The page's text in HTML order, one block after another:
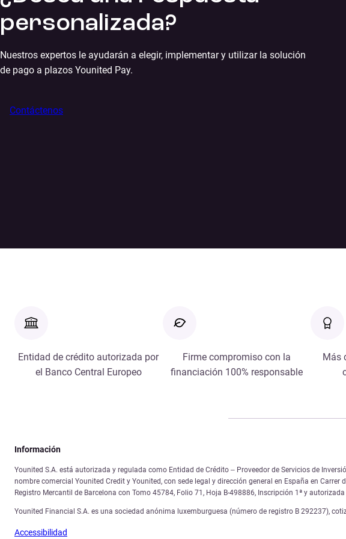
personalizada?
Nuestros expertos le ayudarán a elegir, implementar y utilizar la solución
de pago a plazos Younited Pay.
Contáctenos
Entidad de crédito autorizada por
el Banco Central Europeo
Firme compromiso con la
financiación 100% responsable
Más
Información
Younited S.A. está autorizada y regulada como Entidad de Crédito – Proveedor de Servicios de
nombre comercial Younited Credit y Younited, con sede legal y dirección general en España en
Registro Mercantil de Barcelona con Tomo 45784, Folio 71, Hoja B-498886, Inscripción 1ª y
Younited Financial S.A. es una sociedad anónima luxemburguesa (número de registro B 292237),
Accessibilidad